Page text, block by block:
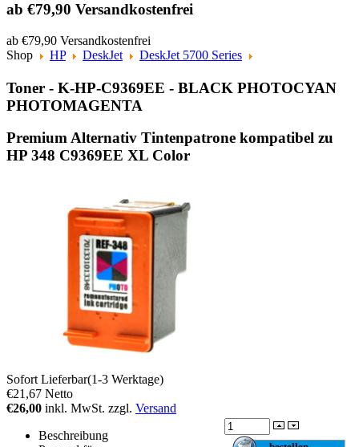
ab €79,90 Versandkostenfrei
ab €79,90 Versandkostenfrei
Shop
HP DeskJet DeskJet 5700 Series
Toner - K-HP-C9369EE - BLACK PHOTOCYAN
PHOTOMAGENTA
Premium Alternativ Tintenpatrone kompatibel zu
HP 348 C9369EE XL Color
Sofort Lieferbar(1-3 Werktage)
€21,67 Netto
€26,00 inkl. MwSt. zzgl. Versand
Beschreibung